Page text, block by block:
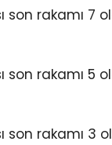
son rakamı 7
son rakamı 5
son rakamı 3